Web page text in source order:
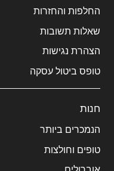
החלפות והחזרות
שאלות תשובות
הצהרת נגישות
טופס ביטול עסקה
חנות
הנמכרים ביותר
טופים וחולצות